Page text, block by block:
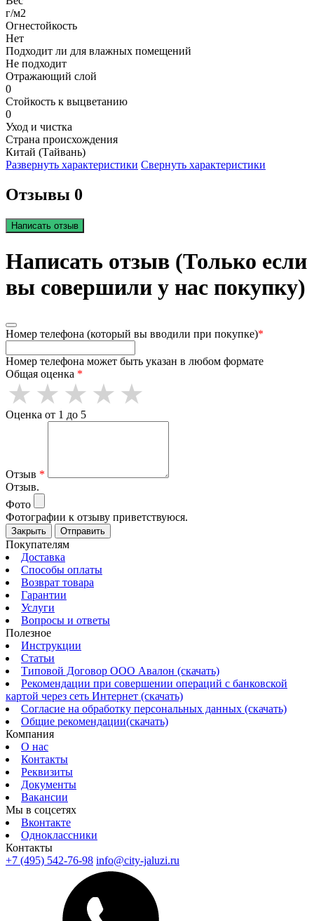
г/м2
Огнестойкость
Нет
Подходит ли для влажных помещений
Не подходит
Отражающий слой
0
Стойкость к выцветанию
0
Уход и чистка
Страна происхождения
Китай (Тайвань)
Развернуть характеристики Свернуть характеристики
Отзывы 0
Написать отзыв
Написать отзыв (Только если
вы совершили у нас покупку)
Номер телефона (который вы вводили при покупке)*
Номер телефона может быть указан в любом формате
Общая оценка *
Оценка от 1 до 5
Отзыв *
Отзыв.
Фото
Фотографии к отзыву приветствуюся.
Закрыть Отправить
Покупателям
Доставка
Способы оплаты
Возврат товара
Гарантии
Услуги
Вопросы и ответы
Полезное
Инструкции
Статьи
Типовой Договор ООО Авалон (скачать)
Рекомендации при совершении операций с банковской
картой через сеть Интернет (скачать)
Согласие на обработку персональных данных (скачать)
Общие рекомендации(скачать)
Компания
О нас
Контакты
Реквизиты
Документы
Вакансии
Мы в соцсетях
Вконтакте
Одноклассники
Контакты
+7 (495) 542-76-98 info@city-jaluzi.ru